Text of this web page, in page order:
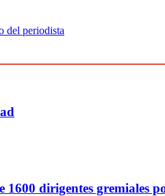
del periodista
1600 dirigentes gremiales